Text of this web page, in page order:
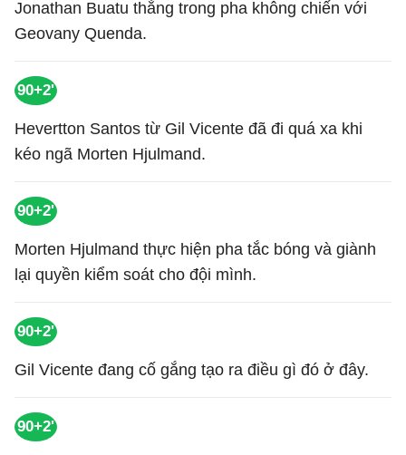
Jonathan Buatu thắng trong pha không chiến với
Geovany Quenda.
90+2'
Hevertton Santos từ Gil Vicente đã đi quá xa khi
kéo ngã Morten Hjulmand.
90+2'
Morten Hjulmand thực hiện pha tắc bóng và giành
lại quyền kiểm soát cho đội mình.
90+2'
Gil Vicente đang cố gắng tạo ra điều gì đó ở đây.
90+2'